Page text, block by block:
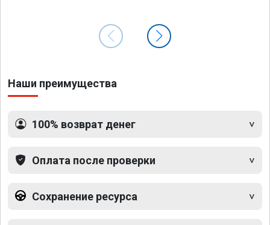
Наши преимущества
100% возврат денег
Оплата после проверки
Сохранение ресурса